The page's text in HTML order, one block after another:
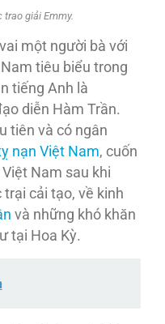
giải Emmy.
một người bà với
tiêu biểu trong
tiếng Anh là
diễn Hàm Trần.
tiên và có ngân
nạn Việt Nam, cuốn
Nam sau khi
cải tạo, về kinh
và những khó khăn
tại Hoa Kỳ.